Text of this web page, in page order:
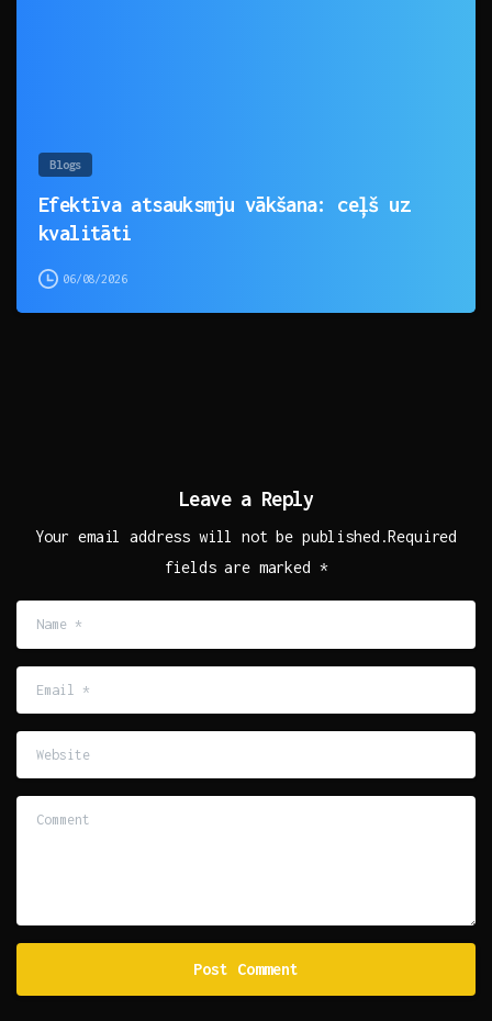
Blogs
Efektīva atsauksmju vākšana: ceļš uz
kvalitāti
06/08/2026
Leave a Reply
Your email address will not be published.Required
fields are marked *
*
Website